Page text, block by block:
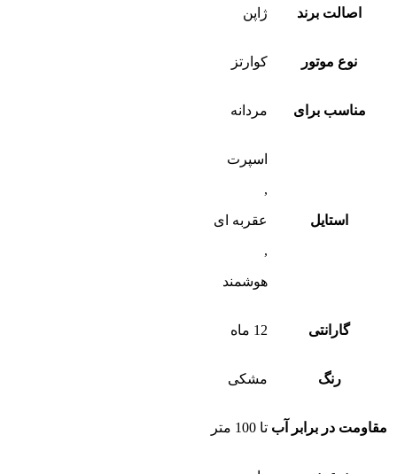
اصالت برند ژاپن
نوع موتور کوارتز
مناسب برای مردانه
استایل
اسپرت
,
عقربه ای
,
هوشمند
گارانتی 12 ماه
رنگ مشکی
مقاومت در برابر آب تا 100 متر